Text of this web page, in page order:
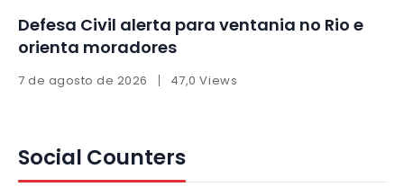
Defesa Civil alerta para ventania no Rio e
orienta moradores
7 de agosto de 2026 47,0 Views
Social Counters